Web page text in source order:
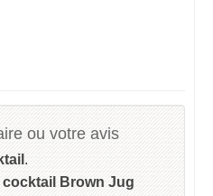
ou votre avis
.
cocktail Brown Jug